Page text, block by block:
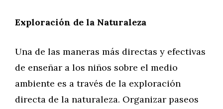
Exploración de la Naturaleza
Una de las maneras más directas y efectivas
de enseñar a los niños sobre el medio
ambiente es a través de la exploración
directa de la naturaleza. Organizar paseos